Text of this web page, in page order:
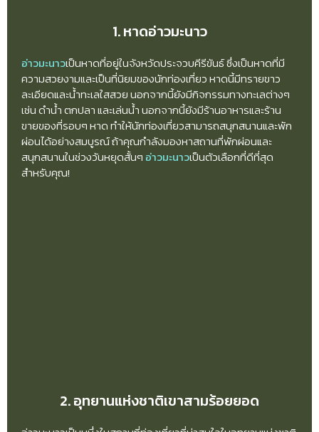
1. หาดอ่าวมะนาว
อ่าวมะนาวเป็นหาดที่อยู่ในจังหวัดประจวบคีรีขันธ์ ซึ่งเป็นหาดที่มี
ความสวยงามและเป็นที่นิยมของนักท่องเที่ยว หาดนี้มีทรายขาว
ละเอียดและน้ำทะเลใสสวย นอกจากนี้ยังมีกิจกรรมทางทะเลต่างๆ
เช่น ดำน้ำ ตกปลา และเล่นน้ำ นอกจากนี้ยังมีร้านอาหารและร้าน
ขายของที่รอบๆ หาด ทำให้นักท่องเที่ยวสามารถสนุกสนานและพัก
ผ่อนได้อย่างสมบูรณ์ ถ้าคุณกำลังมองหาสถานที่พักผ่อนและ
สนุกสนานในช่วงวันหยุดสั้นๆ อ่าวมะนาวเป็นตัวเลือกที่ดีที่สุด
สำหรับคุณ!
2. อุทยานแห่งชาติเขาสามร้อยยอด